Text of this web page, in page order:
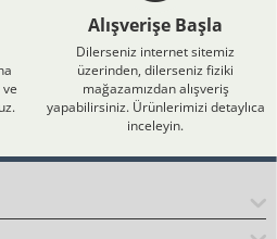
Alışverişe Başla
Dilerseniz internet sitemiz
üzerinden, dilerseniz fiziki
mağazamızdan alışveriş
yapabilirsiniz. Ürünlerimizi detaylıca
inceleyin.